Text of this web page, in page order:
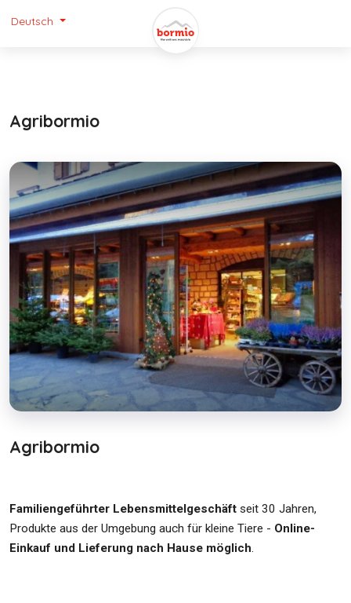
Deutsch
Agribormio
Agribormio
Familiengeführter Lebensmittelgeschäft seit 30 Jahren,
Produkte aus der Umgebung auch für kleine Tiere - Online-
Einkauf und Lieferung nach Hause möglich.